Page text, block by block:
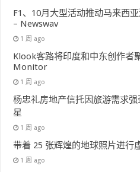
F1、10月大型活动推动马来西
– Newswav
1 周 ago
Klook客路将印度和中东创作者
Monitor
1 周 ago
杨忠礼房地产信托因旅游需求
星
1 周 ago
带着 25 张辉煌的地球照片进行
1 周 ago